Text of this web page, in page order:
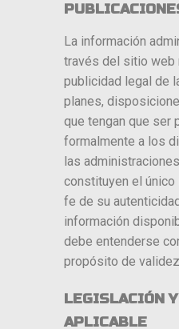
La información
través del sitio web
publicidad legal de
planes,
que tengan que ser
formalmente a los
las
constituyen el
fe de su
información
debe entenderse
propósito de
LEGISLACIÓN
APLICABLE